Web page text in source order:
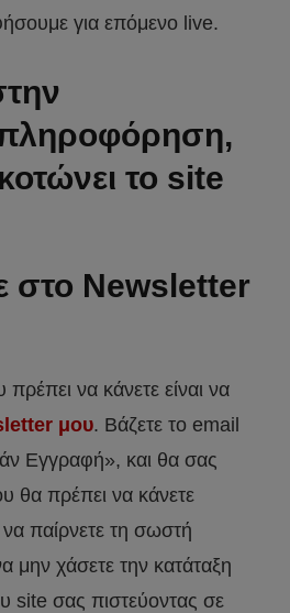
για επόμενο live.
το site
στο Newsletter
να κάνετε είναι να
μου. Βάζετε το email
Εγγραφή», και θα σας
θα πρέπει να κάνετε
παίρνετε τη σωστή
μην χάσετε την κατάταξη
site σας πιστεύοντας σε